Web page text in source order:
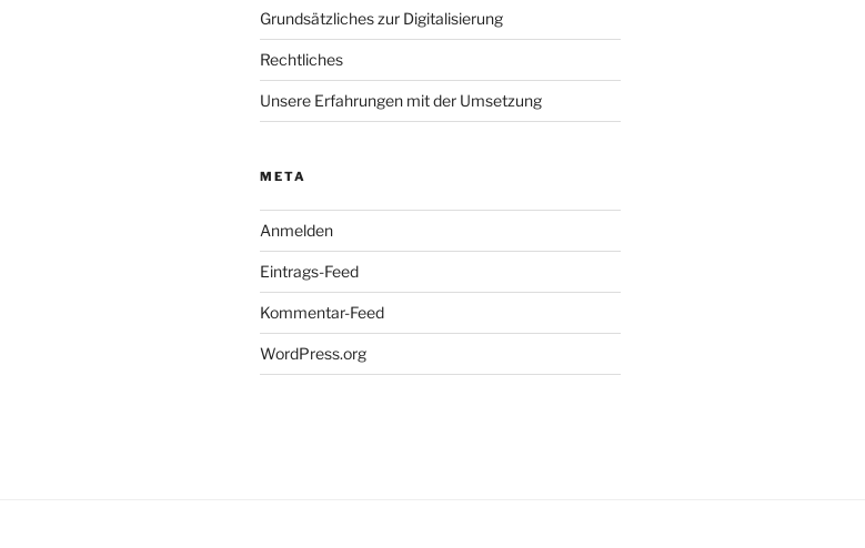
Grundsätzliches zur Digitalisierung
Rechtliches
Unsere Erfahrungen mit der Umsetzung
META
Anmelden
Eintrags-Feed
Kommentar-Feed
WordPress.org